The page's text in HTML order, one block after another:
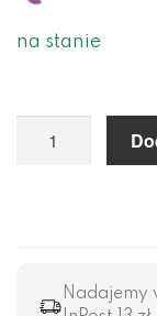
na stanie
Nadajemy